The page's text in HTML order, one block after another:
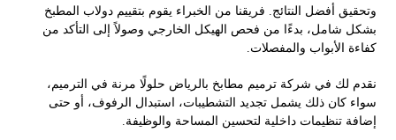
وتحقيق أفضل النتائج. فريقنا من الخبراء يقوم بتقييم دولاب المطبخ
بشكل شامل، بدءًا من فحص الهيكل الخارجي وصولاً إلى التأكد من
كفاءة الأبواب والمفصلات.
نقدم لك في شركة ترميم مطابخ بالرياض حلولًا مرنة في الترميم،
سواء كان ذلك يشمل تجديد التشطيبات، استبدال الرفوف، أو حتى
إضافة تنظيمات داخلية لتحسين المساحة والوظيفة.